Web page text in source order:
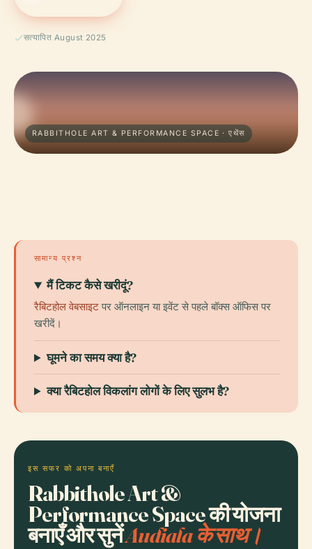
सत्यापित August 2025
RABBITHOLE ART & PERFORMANCE SPACE · एथेंस
सामान्य प्रश्न
मैं टिकट कैसे खरीदूं?
रैबिटहोल वेबसाइटपर ऑनलाइन या इवेंट से पहले बॉक्स ऑफिस पर
खरीदें।
घूमने का समय क्या है?
क्या रैबिटहोल विकलांग लोगों के लिए सुलभ है?
इस सफर को अपना बनाएँ
Rabbithole Art &
Performance Space की योजना
बनाएँ और सुनेंAudiala के साथ।